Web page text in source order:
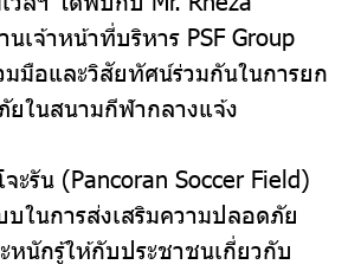
เจ้าหน้าที่บริหาร PSF Group
มือและวิสัยทัศน์ร่วมกันในการยก
ยในสนามกีฬากลางแจ้ง
รัน (Pancoran Soccer Field)
ในการส่งเสริมความปลอดภัย
หนักรู้ให้กับประชาชนเกี่ยวกับ